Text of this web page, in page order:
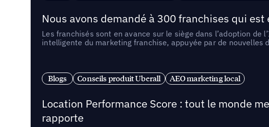
Nous avons demandé à 300 franchises qui est
Les franchisés sont en avance sur le siège dans l’adoption de
intelligente du marketing franchise, appuyée par de nouvelles
Blogs Conseils produit Uberall AEO marketing local
Location Performance Score : tout le monde
rapporte